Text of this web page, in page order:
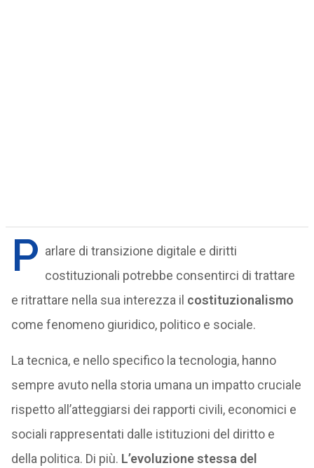
P arlare di transizione digitale e diritti
costituzionali potrebbe consentirci di trattare
e ritrattare nella sua interezza il costituzionalismo
come fenomeno giuridico, politico e sociale.
La tecnica, e nello specifico la tecnologia, hanno
sempre avuto nella storia umana un impatto cruciale
rispetto all’atteggiarsi dei rapporti civili, economici e
sociali rappresentati dalle istituzioni del diritto e
della politica. Di più. L’evoluzione stessa del